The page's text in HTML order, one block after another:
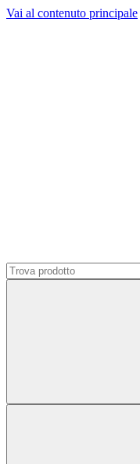
Vai al contenuto principale